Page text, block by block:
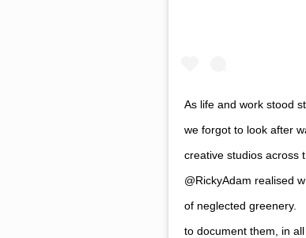
As life and work stood
we forgot to look after
creative studios across
@RickyAdam realised
of neglected greenery.
to document them, in